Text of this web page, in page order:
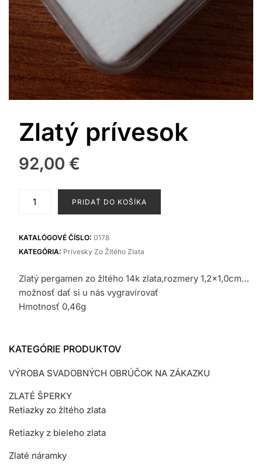
Zlatý prívesok
92,00 €
PRIDAŤ DO KOŠÍKA
KATALÓGOVÉ ČÍSLO: 0178
KATEGÓRIA: Prívesky Zo Žltého Zlata
Zlatý pergamen zo žltého 14k zlata,rozmery 1,2×1,0cm…
možnosť dať si u nás vygravírovať
Hmotnosť 0,46g
KATEGÓRIE PRODUKTOV
VÝROBA SVADOBNÝCH OBRÚČOK NA ZÁKAZKU
ZLATÉ ŠPERKY
Retiazky zo žltého zlata
Retiazky z bieleho zlata
Zlaté náramky